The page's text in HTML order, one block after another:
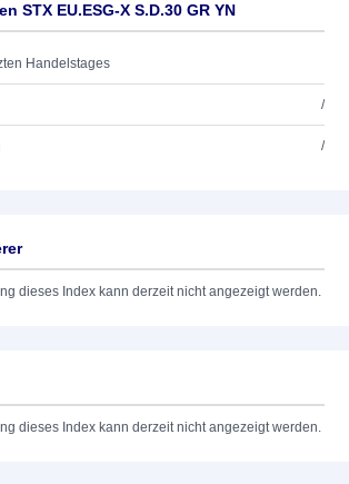
STX EU.ESG-X S.D.30 GR YN
Handelstages
/
/
dieses Index kann derzeit nicht angezeigt werden.
dieses Index kann derzeit nicht angezeigt werden.